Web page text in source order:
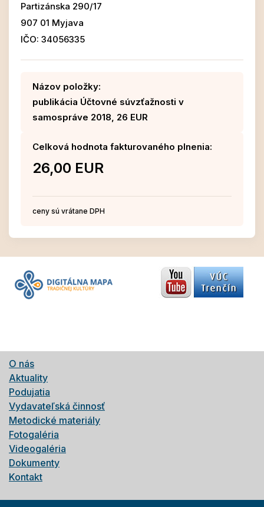
Partizánska 290/17
907 01 Myjava
IČO: 34056335
Názov položky:
publikácia Účtovné súvzťažnosti v
samospráve 2018, 26 EUR
Celková hodnota fakturovaného plnenia:
26,00 EUR
ceny sú vrátane DPH
O nás
Aktuality
Podujatia
Vydavateľská činnosť
Metodické materiály
Fotogaléria
Videogaléria
Dokumenty
Kontakt